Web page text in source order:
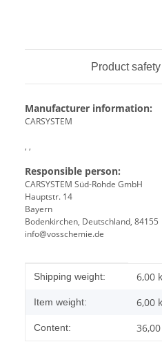
Product
Manufacturer information:
CARSYSTEM
, ,
Responsible person:
CARSYSTEM Süd-Rohde GmbH
Hauptstr. 14
Bayern
Bodenkirchen, Deutschland, 84155
info@vosschemie.de
Item information
Value
Shipping weight: 6,00
Item weight: 6,00
Content: 36,00